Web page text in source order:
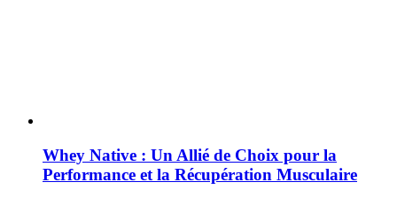
Whey Native : Un Allié de Choix pour la
Performance et la Récupération Musculaire